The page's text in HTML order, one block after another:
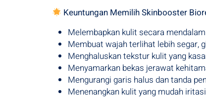
Keuntungan Memilih Skinbooster
Melembapkan kulit secara
Membuat wajah terlihat lebih segar,
Menghaluskan tekstur kulit yang
Menyamarkan bekas jerawat
Mengurangi garis halus dan tanda
Menenangkan kulit yang mudah